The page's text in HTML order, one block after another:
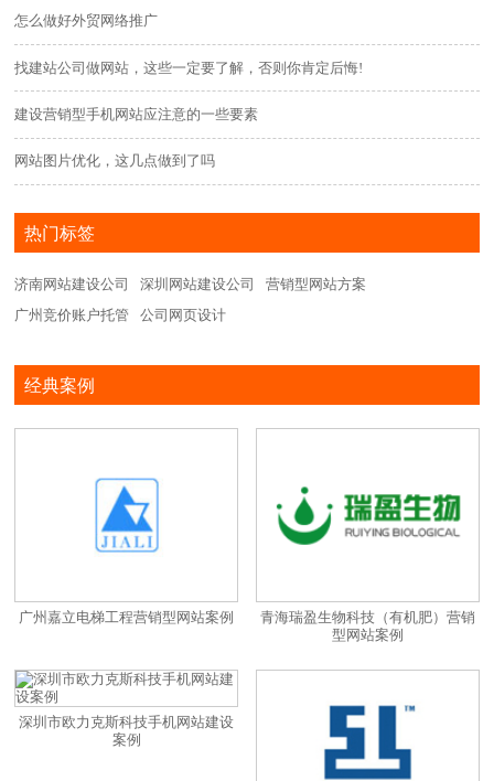
怎么做好外贸网络推广
找建站公司做网站，这些一定要了解，否则你肯定后悔!
建设营销型手机网站应注意的一些要素
网站图片优化，这几点做到了吗
热门标签
济南网站建设公司 深圳网站建设公司
营销型网站方案
广州竞价账户托管
公司网页设计
经典案例
广州嘉立电梯工程营销型网站案例
青海瑞盈生物科技（有机肥）营销
型网站案例
深圳市欧力克斯科技手机网站建设
案例